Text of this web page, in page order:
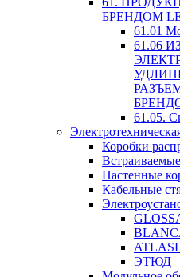
БРЕНДОМ
61.01
61.06
61.05.
Коробки
Настенные
Кабельные
ЭТЮД